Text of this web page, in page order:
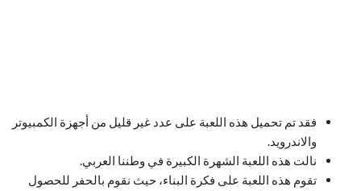
فقد تم تحميل هذه اللعبة على عدد غير قليل من أجهزة الكمبيوتر
والاندرويد.
نالت هذه اللعبة الشهرة الكبيرة في وطننا العربي.
تقوم هذه اللعبة على فكرة البناء، حيث نقوم بالحفر للحصول